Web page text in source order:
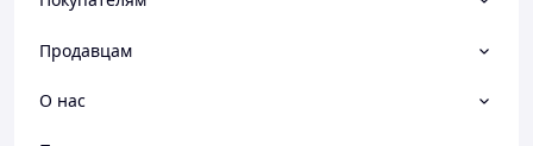
Продавцам
О нас